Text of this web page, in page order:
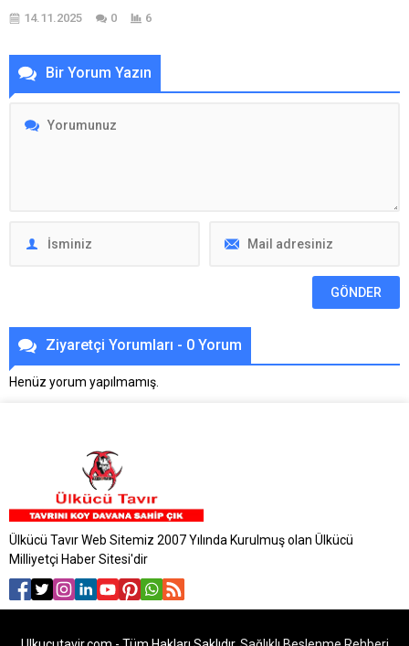
14.11.2025 0 6
Bir Yorum Yazın
Ziyaretçi Yorumları - 0 Yorum
Henüz yorum yapılmamış.
Ülkücü Tavır Web Sitemiz 2007 Yılında Kurulmuş olan Ülkücü
Milliyetçi Haber Sitesi'dir